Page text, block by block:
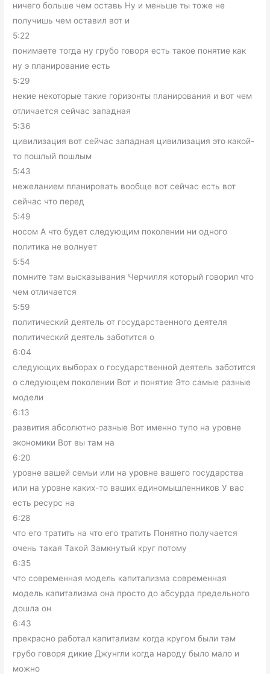
ничего больше чем оставь Ну и меньше ты тоже не
получишь чем оставил вот и
5:22
понимаете тогда ну грубо говоря есть такое понятие как
ну э планирование есть
5:29
некие некоторые такие горизонты планирования и вот чем
отличается сейчас западная
5:36
цивилизация вот сейчас западная цивилизация это какой-
то пошлый пошлым
5:43
нежеланием планировать вообще вот сейчас есть вот
сейчас что перед
5:49
носом А что будет следующим поколении ни одного
политика не волнует
5:54
помните там высказывания Черчилля который говорил что
чем отличается
5:59
политический деятель от государственного деятеля
политический деятель заботится о
6:04
следующих выборах о государственной деятель заботится
о следующем поколении Вот и понятие Это самые разные
модели
6:13
развития абсолютно разные Вот именно тупо на уровне
экономики Вот вы там на
6:20
уровне вашей семьи или на уровне вашего государства
или на уровне каких-то ваших единомышленников У вас
есть ресурс на
6:28
что его тратить на что его тратить Понятно получается
очень такая Такой Замкнутый круг потому
6:35
что современная модель капитализма современная
модель капитализма она просто до абсурда предельного
дошла он
6:43
прекрасно работал капитализм когда кругом были там
грубо говоря дикие Джунгли когда народу было мало и
можно